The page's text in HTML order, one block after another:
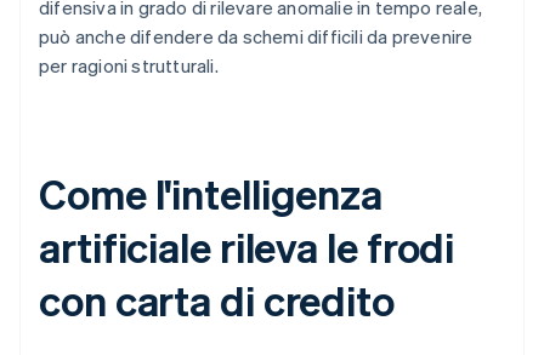
difensiva in grado di rilevare anomalie in tempo reale,
può anche difendere da schemi difficili da prevenire
per ragioni strutturali.
Come l'intelligenza
artificiale rileva le frodi
con carta di credito